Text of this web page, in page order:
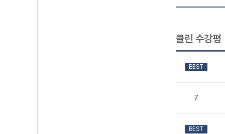
클린 수강평
BEST
7
BEST